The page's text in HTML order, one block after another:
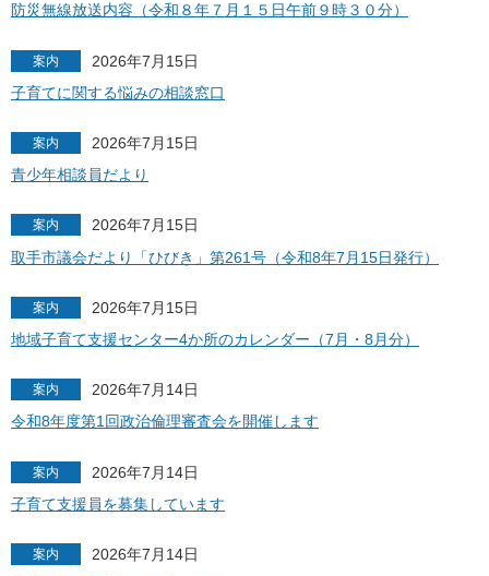
防災無線放送内容（令和８年７月１５日午前９時３０分）
案内
2026年7月15日
子育てに関する悩みの相談窓口
案内
2026年7月15日
青少年相談員だより
案内
2026年7月15日
取手市議会だより「ひびき」第261号（令和8年7月15日発行）
案内
2026年7月15日
地域子育て支援センター4か所のカレンダー（7月・8月分）
案内
2026年7月14日
令和8年度第1回政治倫理審査会を開催します
案内
2026年7月14日
子育て支援員を募集しています
案内
2026年7月14日